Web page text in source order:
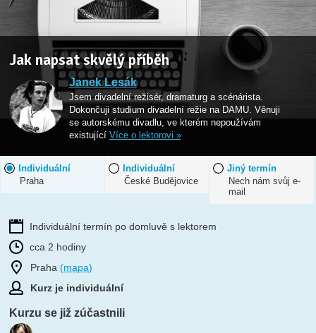
Jak napsat skvělý příběh
Janek Lesák
Jsem divadelní režisér, dramaturg a scénárista.
Dokončuji studium divadelní režie na DAMU. Věnuji
se autorskému divadlu, ve kterém nepoužívám
existující Více o lektorovi »
Individuální
Praha
Individuální
České Budějovice
Jiný termín
Nech nám svůj e-
mail
Individuální termín po domluvě s lektorem
cca 2 hodiny
Praha(mapa)
Kurz je individuální
Kurzu se již zúčastnili